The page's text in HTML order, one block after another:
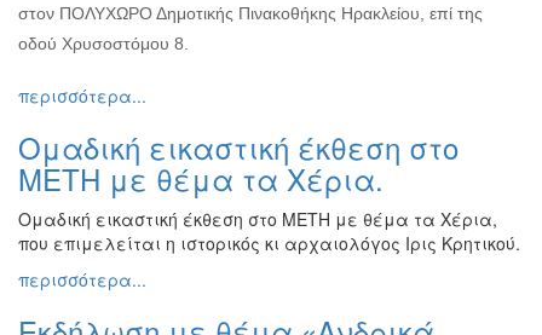
ΤΟΠΟΣ
ΜΑΣ
ΔΗΜΟΣ
ΠΟΛΙΤΙΣΜΟΣ
ΑΝΘΕΚΤΙΚΗ
ΠΟΛΗ
στον ΠΟΛΥΧΩΡΟ Δημοτικής Πινακοθήκης Ηρακλείου, επί της
οδού Χρυσοστόμου 8.
περισσότερα...
Ομαδική εικαστική έκθεση στο
ΜΕΤΗ με θέμα τα Χέρια.
Ομαδική εικαστική έκθεση στο ΜΕΤΗ με θέμα τα Χέρια,
που επιμελείται η ιστορικός κι αρχαιολόγος Ιρις Κρητικού.
περισσότερα...